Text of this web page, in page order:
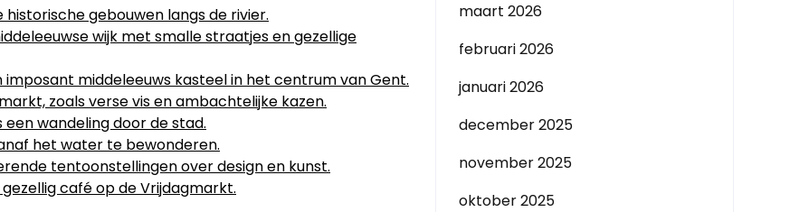
gebouwen langs de rivier.
wijk met smalle straatjes en gezellige
middeleeuws kasteel in het centrum van Gent.
zoals verse vis en ambachtelijke kazen.
wandeling door de stad.
het water te bewonderen.
tentoonstellingen over design en kunst.
café op de Vrijdagmarkt.
maart 2026
februari 2026
januari 2026
december 2025
november 2025
oktober 2025